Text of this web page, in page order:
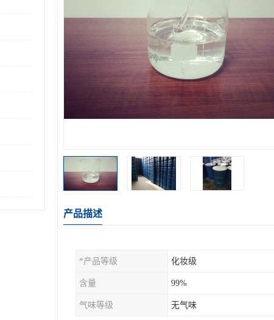
产品描述
*产品等级 化妆级
含量 99%
气味等级 无气味